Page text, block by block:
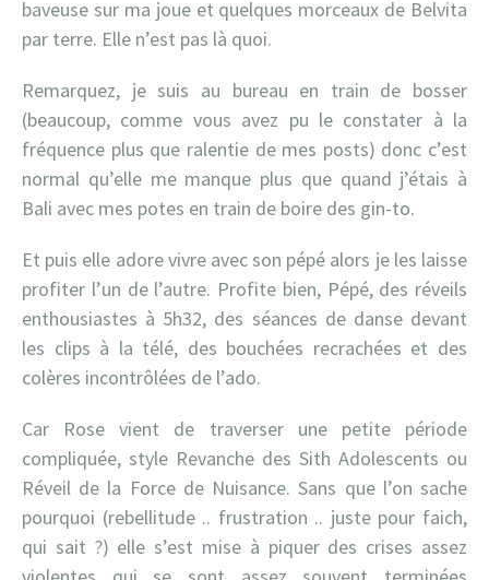
baveuse sur ma joue et quelques morceaux de Belvita
par terre. Elle n’est pas là quoi.
Remarquez, je suis au bureau en train de bosser
(beaucoup, comme vous avez pu le constater à la
fréquence plus que ralentie de mes posts) donc c’est
normal qu’elle me manque plus que quand j’étais à
Bali avec mes potes en train de boire des gin-to.
Et puis elle adore vivre avec son pépé alors je les laisse
profiter l’un de l’autre. Profite bien, Pépé, des réveils
enthousiastes à 5h32, des séances de danse devant
les clips à la télé, des bouchées recrachées et des
colères incontrôlées de l’ado.
Car Rose vient de traverser une petite période
compliquée, style Revanche des Sith Adolescents ou
Réveil de la Force de Nuisance. Sans que l’on sache
pourquoi (rebellitude .. frustration .. juste pour faich,
qui sait ?) elle s’est mise à piquer des crises assez